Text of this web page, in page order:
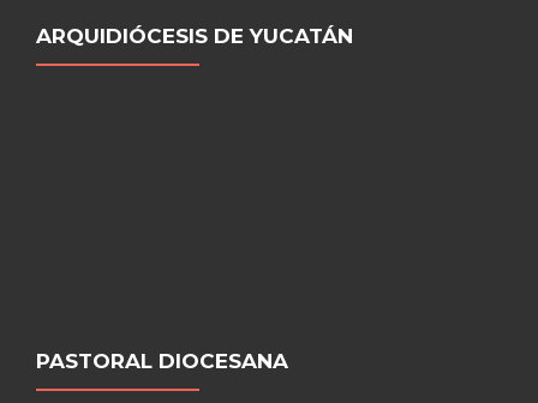
ARQUIDIÓCESIS DE YUCATÁN
PASTORAL DIOCESANA